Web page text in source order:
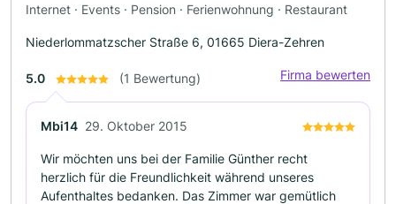
Internet · Events · Pension · Ferienwohnung · Restaurant
Niederlommatzscher Straße 6, 01665 Diera-Zehren
5.0 (1 Bewertung) Firma bewerten
Mbi14 29. Oktober 2015
Wir möchten uns bei der Familie Günther recht
herzlich für die Freundlichkeit während unseres
Aufenthaltes bedanken. Das Zimmer war gemütlich